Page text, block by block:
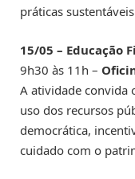
práticas
15/05 – Educação
9h30 às 11h –
A atividade convida
uso dos recursos
democrática,
cuidado com o